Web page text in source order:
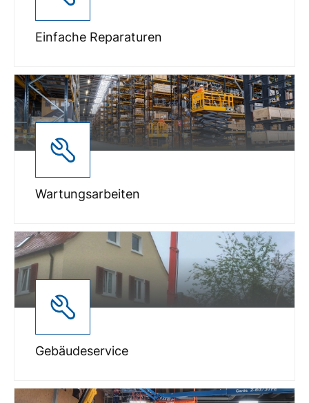
Einfache Reparaturen
Wartungsarbeiten
Gebäudeservice